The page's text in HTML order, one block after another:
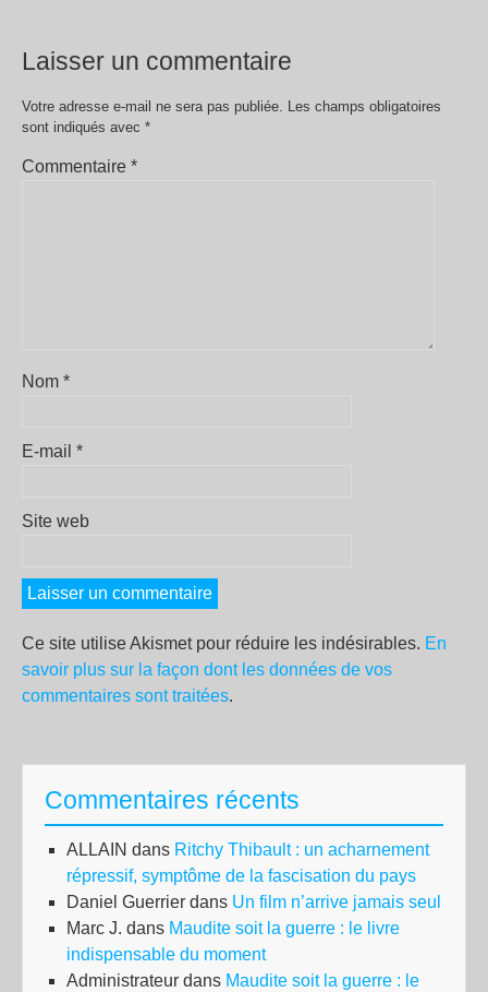
Laisser un commentaire
Votre adresse e-mail ne sera pas publiée. Les champs obligatoires
sont indiqués avec *
Commentaire *
Nom *
E-mail *
Site web
Ce site utilise Akismet pour réduire les indésirables. En
savoir plus sur la façon dont les données de vos
commentaires sont traitées.
Commentaires récents
ALLAIN dans Ritchy Thibault : un acharnement
répressif, symptôme de la fascisation du pays
Daniel Guerrier dans Un film n’arrive jamais seul
Marc J. dans Maudite soit la guerre : le livre
indispensable du moment
Administrateur dans Maudite soit la guerre : le